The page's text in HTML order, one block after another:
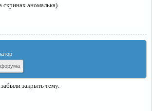
скринах аномалька).
закрыть тему.